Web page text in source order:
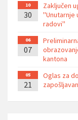
10
30
Zaključen
''Unutarnje
radovi''
06
07
kantona
05
21
Oglas za